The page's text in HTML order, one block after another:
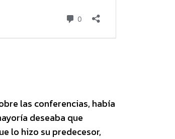
las conferencias, había
deseaba que
lo hizo su predecesor,